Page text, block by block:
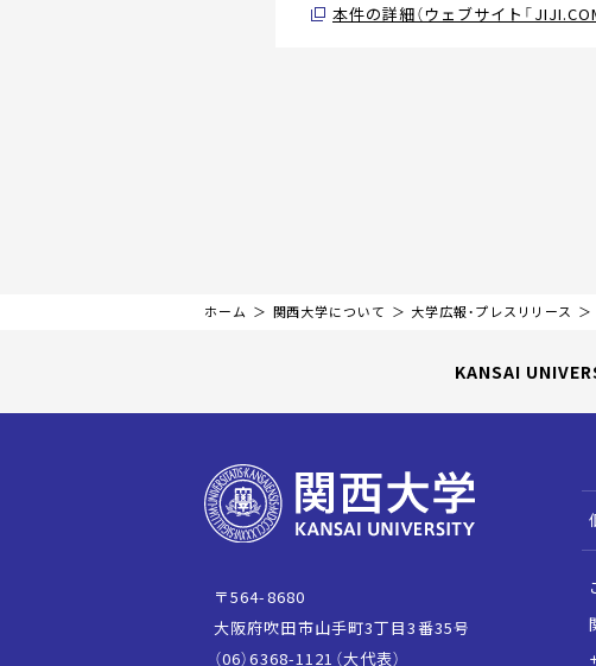
本件の詳細（ウェブサイト「JIJI.COM
ホーム 関西大学について 大学広報・プレスリリース
KANSAI
〒564-8680
大阪府吹田市山手町3丁目3番35号
（06）6368-1121（大代表）